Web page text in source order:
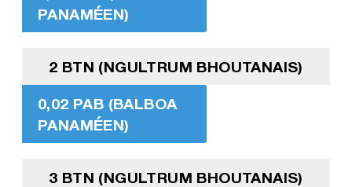
PANAMÉEN)
2 BTN (NGULTRUM BHOUTANAIS)
0,02 PAB (BALBOA
PANAMÉEN)
3 BTN (NGULTRUM BHOUTANAIS)